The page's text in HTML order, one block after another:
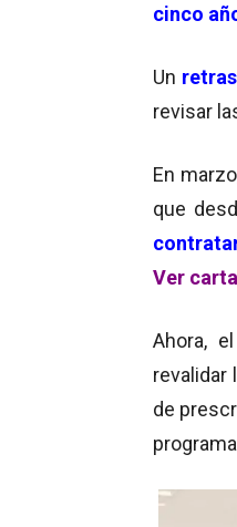
cinco
Un
revisar
En
que
Ver
Ahora, el
revalidar
de